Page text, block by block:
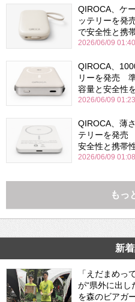
QIROCA、ケ
ッテリーを発
で安全性と携
2026/06/09
QIROCA、
リーを発売
容量と安全性
2026/06/09
QIROCA、薄
テリーを発売
安全性と携帯
2026/06/09
もっ
新
「えだまめっ
が“県外に出し
を森のビアガ